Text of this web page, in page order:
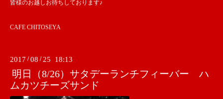
皆様のお越しお待ちしております♪
CAFE CHITOSEYA
2017 /08 /25 18:13
明日（8/26）サタデーランチフィーバー ハ
ムカツチーズサンド